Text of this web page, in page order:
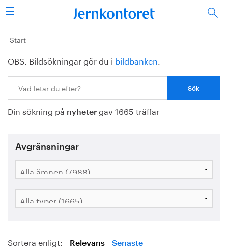
Sök
Stålindustrin
Vision 2050
Forskning/utbildning
Energi/miljö
Vi tycker
Bildbank
Start
OBS. Bildsökningar gör du i bildbanken.
Din sökning på nyheter gav 1665 träffar
Avgränsningar
Sortera enligt: Relevans Senaste